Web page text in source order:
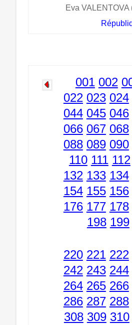
Eva
001 002
022 023 024
044 045 046
066 067 068
088 089 090
110 111 112
132 133 134
154 155 156
176 177 178
198 199
220 221 222
242 243 244
264 265 266
286 287 288
308 309 310